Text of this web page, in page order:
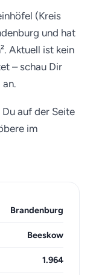
(Kreis
und hat
Aktuell ist kein
– schau Dir
auf der Seite
im
Brandenburg
Beeskow
1.964